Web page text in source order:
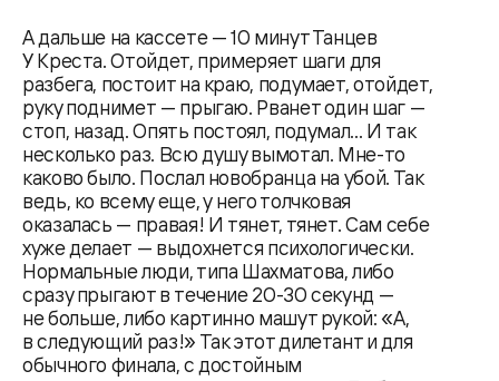
А дальше на кассете — 10 минут Танцев
У Креста. Отойдет, примеряет шаги для
разбега, постоит на краю, подумает, отойдет,
руку поднимет — прыгаю. Рванет один шаг —
стоп, назад. Опять постоял, подумал... И так
несколько раз. Всю душу вымотал. Мне-то
каково было. Послал новобранца на убой. Так
ведь, ко всему еще, у него толчковая
оказалась — правая! И тянет, тянет. Сам себе
хуже делает — выдохнется психологически.
Нормальные люди, типа Шахматова, либо
сразу прыгают в течение 20-30 секунд —
не больше, либо картинно машут рукой: «А,
в следующий раз!» Так этот дилетант и для
обычного финала, с достойным